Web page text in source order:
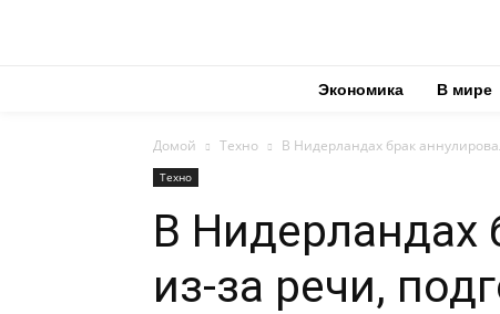
Экономика В мире
Домой Техно В Нидерландах брак
Техно
В Нидерландах
из-за речи,